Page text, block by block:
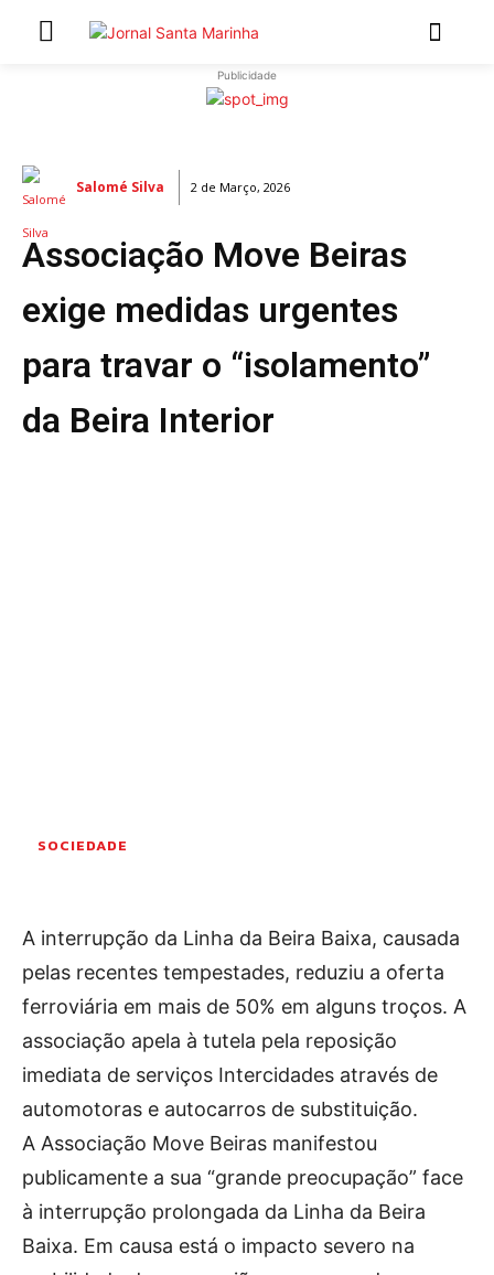
ARTIGOS DE OPINIÃO
Secções
MARCHAS POPULARES DE SÃO JOÃO 2026
NATAL NAS FREGUESIAS
ATUALIDADE
REGIÃO
Onde comprar o Jornal
Voz da Solidariedade
»»» Fundação Aurora Borges
Seia em Números
AUTÁRQUICAS 2025 em Seia
Contactos
Publicidade
Salomé Silva 2 de Março, 2026
Associação Move Beiras
exige medidas urgentes
para travar o “isolamento”
da Beira Interior
SOCIEDADE
A interrupção da Linha da Beira Baixa, causada
pelas recentes tempestades, reduziu a oferta
ferroviária em mais de 50% em alguns troços. A
associação apela à tutela pela reposição
imediata de serviços Intercidades através de
automotoras e autocarros de substituição.
A Associação Move Beiras manifestou
publicamente a sua “grande preocupação” face
à interrupção prolongada da Linha da Beira
Baixa. Em causa está o impacto severo na